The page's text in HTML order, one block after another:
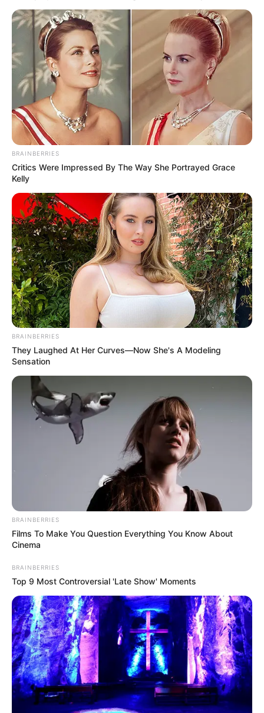
BRAINBERRIES
Critics Were Impressed By The Way She Portrayed Grace
Kelly
BRAINBERRIES
They Laughed At Her Curves—Now She's A Modeling
Sensation
BRAINBERRIES
Films To Make You Question Everything You Know About
Cinema
BRAINBERRIES
Top 9 Most Controversial 'Late Show' Moments